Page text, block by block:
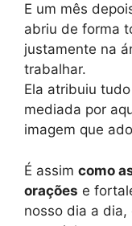
E um mês
abriu de forma
justamente na
trabalhar.
Ela atribuiu
mediada por
imagem que
É assim como
orações e
nosso dia a dia,